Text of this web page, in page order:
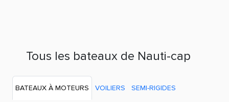
Tous les bateaux de Nauti-cap
BATEAUX À MOTEURS VOILIERS SEMI-RIGIDES